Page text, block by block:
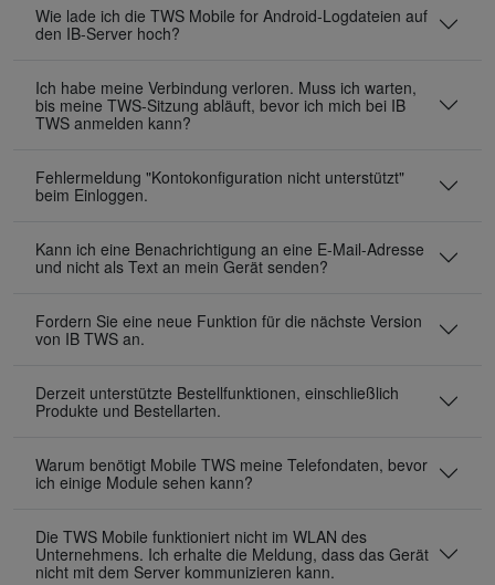
Wie lade ich die TWS Mobile for Android-Logdateien auf
den IB-Server hoch?
Ich habe meine Verbindung verloren. Muss ich warten,
bis meine TWS-Sitzung abläuft, bevor ich mich bei IB
TWS anmelden kann?
Fehlermeldung "Kontokonfiguration nicht unterstützt"
beim Einloggen.
Kann ich eine Benachrichtigung an eine E-Mail-Adresse
und nicht als Text an mein Gerät senden?
Fordern Sie eine neue Funktion für die nächste Version
von IB TWS an.
Derzeit unterstützte Bestellfunktionen, einschließlich
Produkte und Bestellarten.
Warum benötigt Mobile TWS meine Telefondaten, bevor
ich einige Module sehen kann?
Die TWS Mobile funktioniert nicht im WLAN des
Unternehmens. Ich erhalte die Meldung, dass das Gerät
nicht mit dem Server kommunizieren kann.